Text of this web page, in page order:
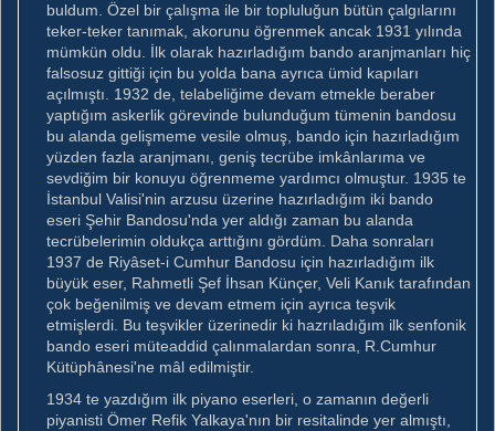
buldum. Özel bir çalışma ile bir topluluğun bütün çalgılarını
teker-teker tanımak, akorunu öğrenmek ancak 1931 yılında
mümkün oldu. İlk olarak hazırladığım bando aranjmanları hiç
falsosuz gittiği için bu yolda bana ayrıca ümid kapıları
açılmıştı. 1932 de, telabeliğime devam etmekle beraber
yaptığım askerlik görevinde bulunduğum tümenin bandosu
bu alanda gelişmeme vesile olmuş, bando için hazırladığım
yüzden fazla aranjmanı, geniş tecrübe imkânlarıma ve
sevdiğim bir konuyu öğrenmeme yardımcı olmuştur. 1935 te
İstanbul Valisi'nin arzusu üzerine hazırladığım iki bando
eseri Şehir Bandosu'nda yer aldığı zaman bu alanda
tecrübelerimin oldukça arttığını gördüm. Daha sonraları
1937 de Riyâset-i Cumhur Bandosu için hazırladığım ilk
büyük eser, Rahmetli Şef İhsan Künçer, Veli Kanık tarafından
çok beğenilmiş ve devam etmem için ayrıca teşvik
etmişlerdi. Bu teşvikler üzerinedir ki hazrıladığım ilk senfonik
bando eseri müteaddid çalınmalardan sonra, R.Cumhur
Kütüphânesi'ne mâl edilmiştir.
1934 te yazdığım ilk piyano eserleri, o zamanın değerli
piyanisti Ömer Refik Yalkaya'nın bir resitalinde yer almıştı,